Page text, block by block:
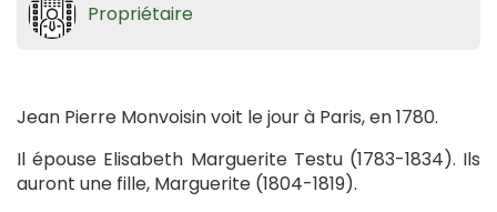
Propriétaire
Jean Pierre Monvoisin voit le jour à Paris, en 1780.
Il épouse Elisabeth Marguerite Testu (1783-1834). Ils
auront une fille, Marguerite (1804-1819).